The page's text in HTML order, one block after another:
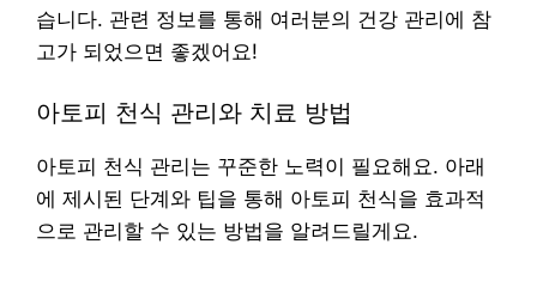
습니다. 관련 정보를 통해 여러분의 건강 관리에 참
고가 되었으면 좋겠어요!
아토피 천식 관리와 치료 방법
아토피 천식 관리는 꾸준한 노력이 필요해요. 아래
에 제시된 단계와 팁을 통해 아토피 천식을 효과적
으로 관리할 수 있는 방법을 알려드릴게요.